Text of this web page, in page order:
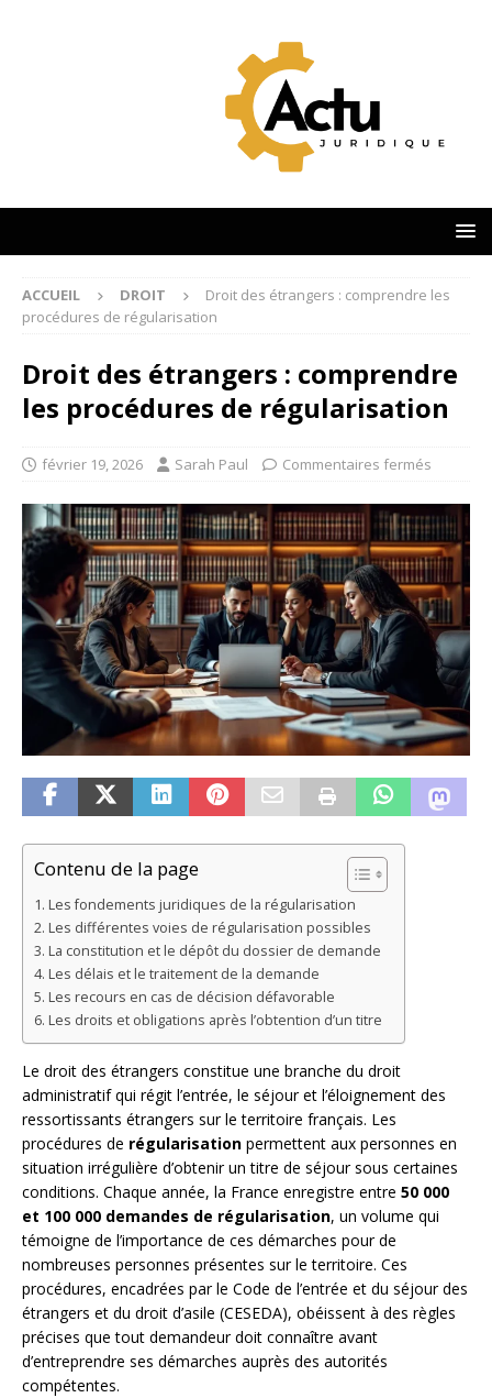
ACCUEIL DROIT
Droit des étrangers : comprendre les
procédures de régularisation
Droit des étrangers : comprendre
les procédures de régularisation
février 19, 2026 Sarah Paul Commentaires fermés
Contenu de la page
Les fondements juridiques de la régularisation
Les différentes voies de régularisation possibles
La constitution et le dépôt du dossier de demande
Les délais et le traitement de la demande
Les recours en cas de décision défavorable
Les droits et obligations après l’obtention d’un titre
Le droit des étrangers constitue une branche du droit
administratif qui régit l’entrée, le séjour et l’éloignement des
ressortissants étrangers sur le territoire français. Les
procédures de régularisation permettent aux personnes en
situation irrégulière d’obtenir un titre de séjour sous certaines
conditions. Chaque année, la France enregistre entre 50 000
et 100 000 demandes de régularisation, un volume qui
témoigne de l’importance de ces démarches pour de
nombreuses personnes présentes sur le territoire. Ces
procédures, encadrées par le Code de l’entrée et du séjour des
étrangers et du droit d’asile (CESEDA), obéissent à des règles
précises que tout demandeur doit connaître avant
d’entreprendre ses démarches auprès des autorités
compétentes.